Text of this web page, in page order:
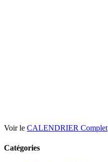
Voir le CALENDRIER Complet
Catégories